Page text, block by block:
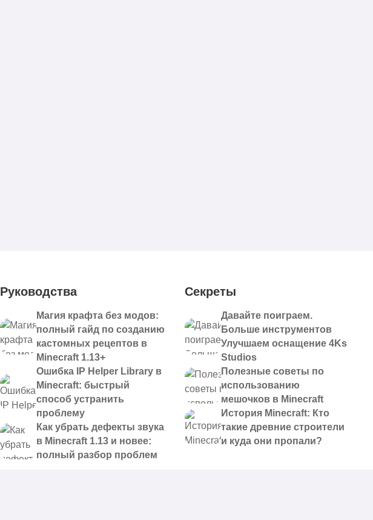
Руководства
Магия крафта без модов:
полный гайд по созданию
кастомных рецептов в
Minecraft 1.13+
Ошибка IP Helper Library в
Minecraft: быстрый
способ устранить
проблему
Как убрать дефекты звука
в Minecraft 1.13 и новее:
полный разбор проблем
Секреты
Давайте поиграем.
Больше инструментов
Улучшаем оснащение 4Ks
Studios
Полезные советы по
использованию
мешочков в Minecraft
История Minecraft: Кто
такие древние строители
и куда они пропали?